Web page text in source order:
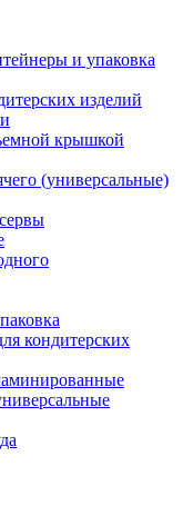
и упаковка
изделий
крышкой
(универсальные)
кондитерских